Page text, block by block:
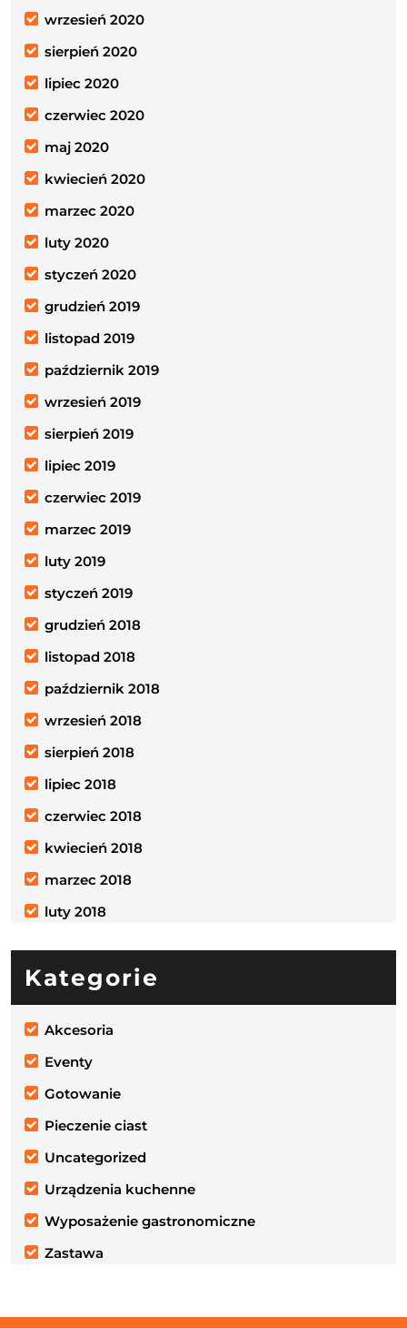
wrzesień 2020
sierpień 2020
lipiec 2020
czerwiec 2020
maj 2020
kwiecień 2020
marzec 2020
luty 2020
styczeń 2020
grudzień 2019
listopad 2019
październik 2019
wrzesień 2019
sierpień 2019
lipiec 2019
czerwiec 2019
marzec 2019
luty 2019
styczeń 2019
grudzień 2018
listopad 2018
październik 2018
wrzesień 2018
sierpień 2018
lipiec 2018
czerwiec 2018
kwiecień 2018
marzec 2018
luty 2018
Kategorie
Akcesoria
Eventy
Gotowanie
Pieczenie ciast
Uncategorized
Urządzenia kuchenne
Wyposażenie gastronomiczne
Zastawa